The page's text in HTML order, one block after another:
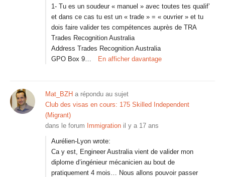
1- Tu es un soudeur « manuel » avec toutes tes qualif’
et dans ce cas tu est un « trade » = « ouvrier » et tu
dois faire valider tes compétences auprès de TRA
Trades Recognition Australia
Address Trades Recognition Australia
GPO Box 9…
En afficher davantage
Mat_BZH a répondu au sujet
Club des visas en cours: 175 Skilled Independent
(Migrant)
dans le forum Immigration il y a 17 ans
Aurélien-Lyon wrote:
Ca y est, Engineer Australia vient de valider mon
diplome d’ingénieur mécanicien au bout de
pratiquement 4 mois… Nous allons pouvoir passer